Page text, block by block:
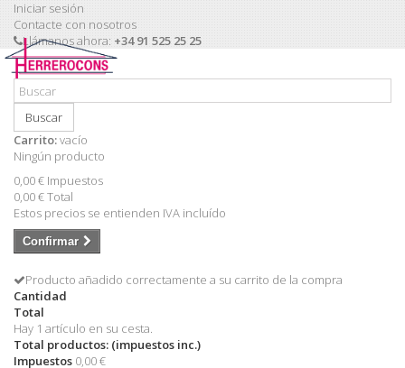
Iniciar sesión
Contacte con nosotros
Llámanos ahora: +34 91 525 25 25
Buscar
Carrito:vacío
Ningún producto
0,00 € Impuestos
0,00 €Total
Estos precios se entienden IVA incluído
Confirmar
Producto añadido correctamente a su carrito de la compra
Cantidad
Total
Hay 1 artículo en su cesta.
Total productos: (impuestos inc.)
Impuestos 0,00 €